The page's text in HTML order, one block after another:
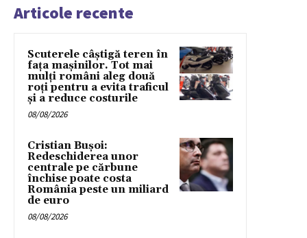
Articole recente
Scuterele câștigă teren în
fața mașinilor. Tot mai
mulți români aleg două
roți pentru a evita traficul
și a reduce costurile
08/08/2026
Cristian Bușoi:
Redeschiderea unor
centrale pe cărbune
închise poate costa
România peste un miliard
de euro
08/08/2026